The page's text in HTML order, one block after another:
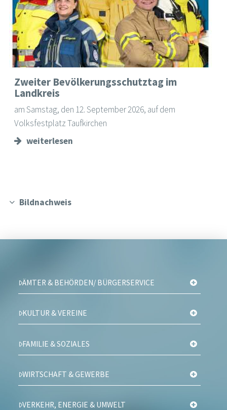
Zweiter Bevölkerungsschutztag im
Landkreis
am Samstag, den 12. September 2026, auf dem
Volksfestplatz Taufkirchen
weiterlesen
Bildnachweis
ÄMTER & BEHÖRDEN/ BÜRGERSERVICE
KULTUR & VEREINE
FAMILIE & SOZIALES
WIRTSCHAFT & GEWERBE
VERKEHR, ENERGIE & UMWELT